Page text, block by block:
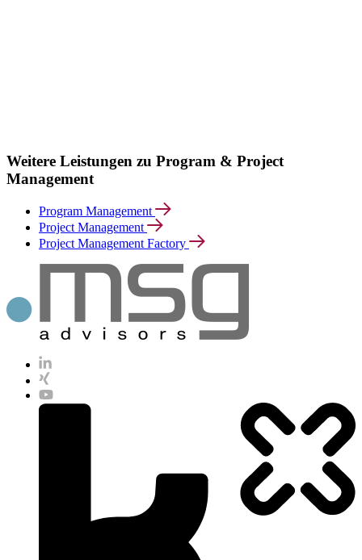
Weitere Leistungen zu Program & Project
Management
Program Management
Project Management
Project Management Factory